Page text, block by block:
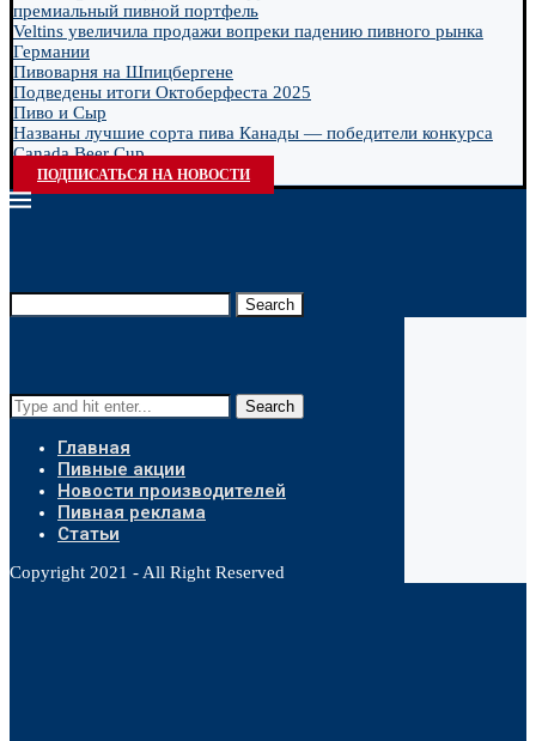
премиальный пивной портфель
Veltins увеличила продажи вопреки падению пивного рынка
Германии
Пивоварня на Шпицбергене
Подведены итоги Октоберфеста 2025
Пиво и Сыр
Названы лучшие сорта пива Канады — победители конкурса
Canada Beer Cup...
ПОДПИСАТЬСЯ НА НОВОСТИ
Search
Search
Главная
Пивные акции
Новости производителей
Пивная реклама
Статьи
Copyright 2021 - All Right Reserved